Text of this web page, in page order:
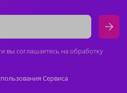
вы соглашаетесь на обработку
Сервиса